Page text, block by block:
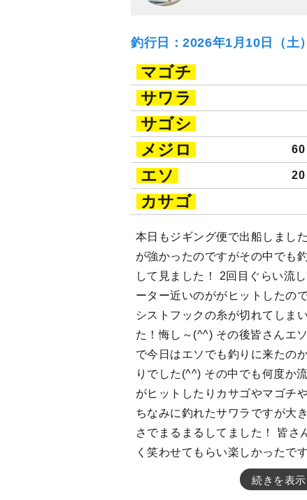
釣行日：2026年1月10日（土
マゴチ
サワラ
サゴシ
メジロ 60
エソ 20
カサゴ
本日もジギング便で出船しまし
が強かったのですがその中でも
して見ました！ 2回目ぐらい流
ーター近いのががヒットしたの
シストフックの糸が切れてしま
た！悔し～(^^) その後皆さんエ
で今日はエソでも釣りに来たの
りでした(^^) その中でも何度か
がヒットしたりカサゴやマゴチ
ちなみに釣れたサワラですが大
さでまるまるしてました！ 皆さ
く笑わせてもらい楽しかったで
続きを表示